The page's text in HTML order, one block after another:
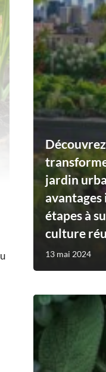
jardin
étapes à
culture
13 mai 2024